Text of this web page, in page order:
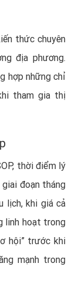
thức chuyên
địa phương.
hợp những chỉ
tham gia thị
thời điểm lý
đoạn tháng
lịch, khi giá cả
linh hoạt trong
hội” trước khi
mạnh trong